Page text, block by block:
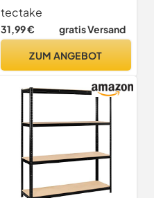
Werkstattregal, 70 kg pro
Boden, Tragkraft 350 kg, 5
verstellbare Böden, Regal
Lagerregal für Werkstatt,
tectake
31,99 € gratis Versand
ZUM ANGEBOT